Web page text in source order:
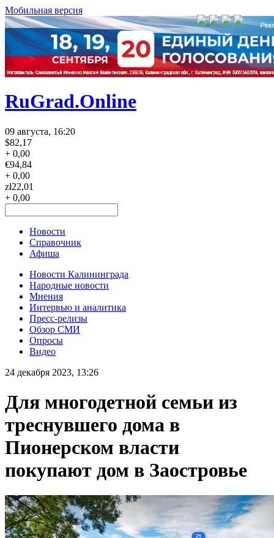
Мобильная версия
RuGrad.Online
09 августа, 16:20
$82,17
+ 0,00
€94,84
+ 0,00
zł22,01
+ 0,00
Новости
Справочник
Афиша
Новости Калининграда
Народные новости
Мнения
Интервью и аналитика
Пресс-релизы
Обзор СМИ
Опросы
Видео
24 декабря 2023, 13:26
Для многодетной семьи из
треснувшего дома в
Пионерском власти
покупают дом в Заостровье